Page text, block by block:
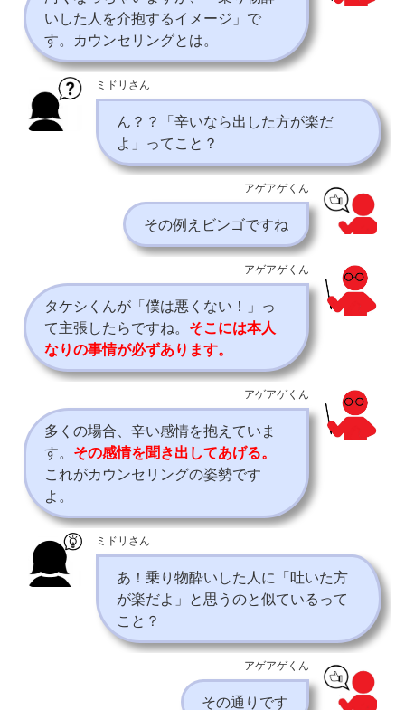
いした人を介抱するイメージ」で
す。カウンセリングとは。
ミドリさん
ん？？「辛いなら出した方が楽だ
よ」ってこと？
アゲアゲくん
その例えビンゴですね
アゲアゲくん
タケシくんが「僕は悪くない！」っ
て主張したらですね。 そこには本人
なりの事情が必ずあります。
アゲアゲくん
多くの場合、辛い感情を抱えていま
す。 その感情を聞き出してあげる。
これがカウンセリングの姿勢です
よ。
ミドリさん
あ！乗り物酔いした人に「吐いた方
が楽だよ」と思うのと似ているって
こと？
アゲアゲくん
その通りです